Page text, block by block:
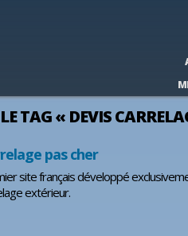
TAG « DEVIS
pas cher
site français développé
extérieur.